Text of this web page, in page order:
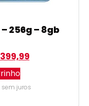
256g – 8gb
sem juros